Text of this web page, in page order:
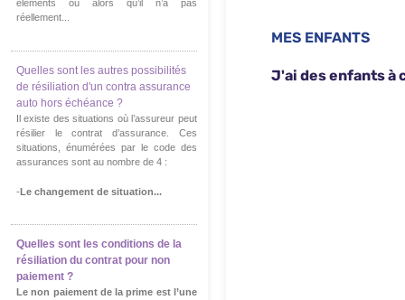
éléments ou alors qu’il n’a pas
réellement...
Quelles sont les autres possibilités
de résiliation d'un contra assurance
auto hors échéance ?
Il existe des situations où l’assureur peut
résilier le contrat d’assurance. Ces
situations, énumérées par le code des
assurances sont au nombre de 4 :
-Le changement de situation...
Quelles sont les conditions de la
résiliation du contrat pour non
paiement ?
Le non paiement de la prime est l’une